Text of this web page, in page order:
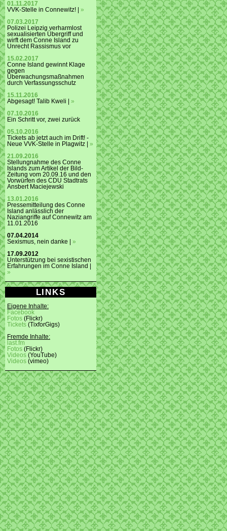
01.11.2017
VVK-Stelle in Connewitz! | »
07.03.2017
Polizei Leipzig verharmlost
sexualisierten Übergriff und
wirft dem Conne Island zu
Unrecht Rassismus vor
15.02.2017
Conne Island gewinnt Klage
gegen
Überwachungsmaßnahmen
durch Verfassungsschutz
15.11.2016
Abgesagt! Talib Kweli | »
07.10.2016
Ein Schritt vor, zwei zurück
05.10.2016
Tickets ab jetzt auch im Drift! -
Neue VVK-Stelle in Plagwitz | »
21.09.2016
Stellungnahme des Conne
Islands zum Artikel der Bild-
Zeitung vom 20.09.16 und den
Vorwürfen des CDU Stadtrats
Ansbert Maciejewski
13.01.2016
Pressemitteilung des Conne
Island anlässlich der
Naziangriffe auf Connewitz am
11.01.2016
07.04.2014
Sexismus, nein danke | »
17.09.2012
Unterstützung bei sexistischen
Erfahrungen im Conne Island |
»
LINKS
Eigene Inhalte:
Facebook
Fotos (Flickr)
Tickets (TixforGigs)
Fremde Inhalte:
last.fm
Fotos (Flickr)
Videos (YouTube)
Videos (vimeo)